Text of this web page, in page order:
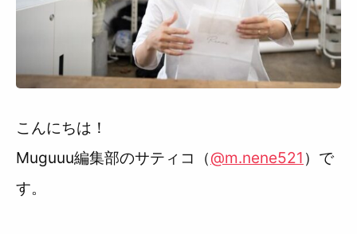
利用規約
こんにちは！
Muguuu編集部のサティコ（@m.nene521 ）で
す。